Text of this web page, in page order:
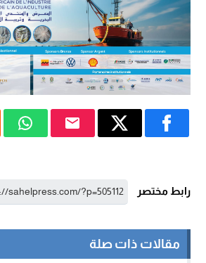
رابط مختصر
مقالات ذات صلة